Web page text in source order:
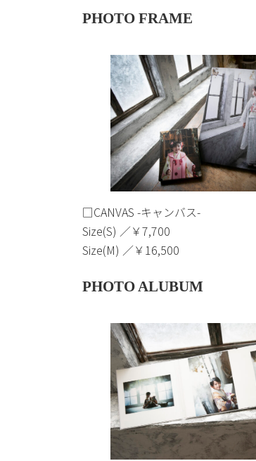
PHOTO FRAME
□CANVAS -キャンバス-
Size(S) ／￥7,700
Size(M) ／￥16,500
PHOTO ALUBUM